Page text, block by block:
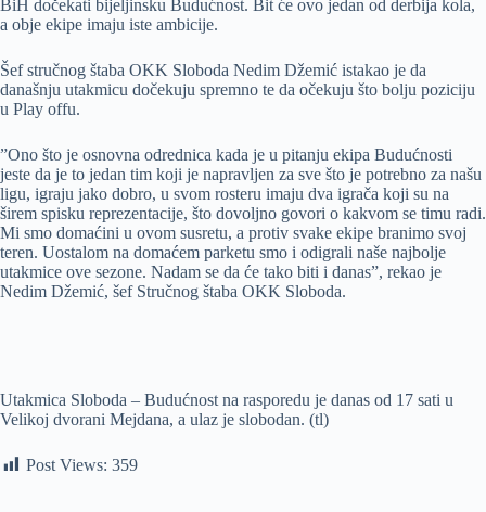
BiH dočekati bijeljinsku Budućnost. Bit će ovo jedan od derbija kola,
a obje ekipe imaju iste ambicije.
Šef stručnog štaba OKK Sloboda Nedim Džemić istakao je da
današnju utakmicu dočekuju spremno te da očekuju što bolju poziciju
u Play offu.
”Ono što je osnovna odrednica kada je u pitanju ekipa Budućnosti
jeste da je to jedan tim koji je napravljen za sve što je potrebno za našu
ligu, igraju jako dobro, u svom rosteru imaju dva igrača koji su na
širem spisku reprezentacije, što dovoljno govori o kakvom se timu radi.
Mi smo domaćini u ovom susretu, a protiv svake ekipe branimo svoj
teren. Uostalom na domaćem parketu smo i odigrali naše najbolje
utakmice ove sezone. Nadam se da će tako biti i danas”, rekao je
Nedim Džemić, šef Stručnog štaba OKK Sloboda.
Utakmica Sloboda – Budućnost na rasporedu je danas od 17 sati u
Velikoj dvorani Mejdana, a ulaz je slobodan. (tl)
Post Views: 359